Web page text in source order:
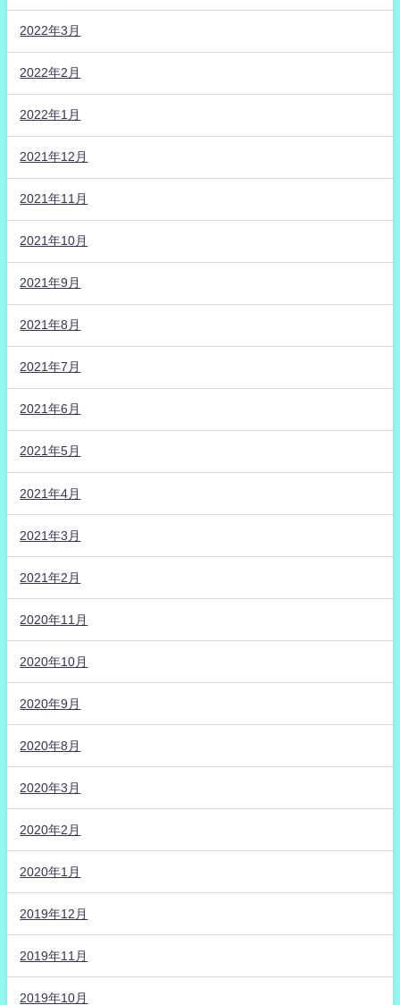
2022年3月
2022年2月
2022年1月
2021年12月
2021年11月
2021年10月
2021年9月
2021年8月
2021年7月
2021年6月
2021年5月
2021年4月
2021年3月
2021年2月
2020年11月
2020年10月
2020年9月
2020年8月
2020年3月
2020年2月
2020年1月
2019年12月
2019年11月
2019年10月